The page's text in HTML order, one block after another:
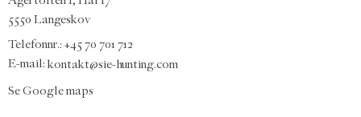
5550 Langeskov
Telefonnr.: +45 70 701 712
E-mail: kontakt@sie-hunting.com
Se Google maps